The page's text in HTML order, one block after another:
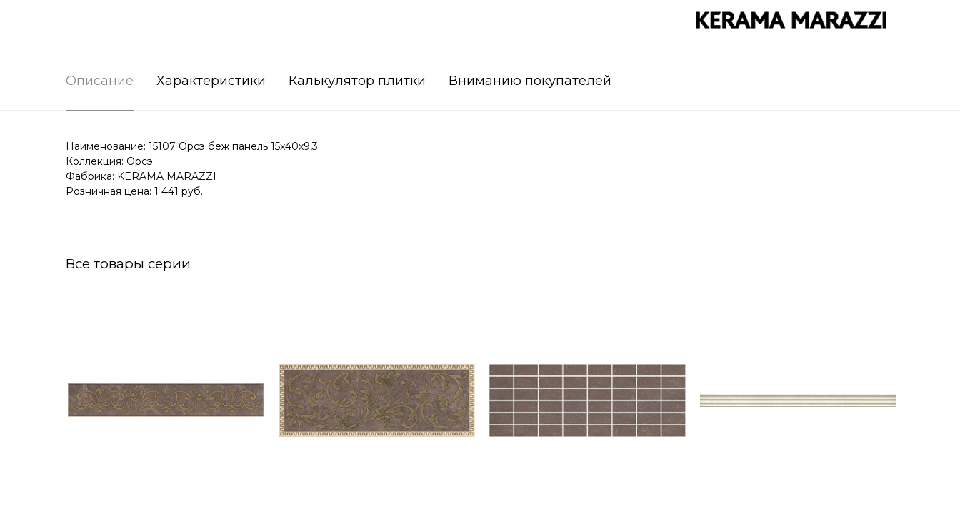
Описание Характеристики Калькулятор плитки Вниманию покупателей
Наименование: 15107 Орсэ беж панель 15х40х9,3
Коллекция: Орсэ
Фабрика: KERAMA MARAZZI
Розничная цена: 1 441 руб.
Все товары серии